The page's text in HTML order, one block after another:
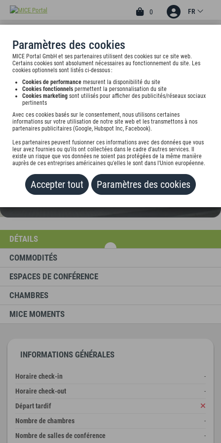
Paramètres des cookies
MICE Portal GmbH et ses partenaires utilisent des cookies sur ce site web.
Certains cookies sont absolument nécessaires au fonctionnement du site. Les
cookies optionnels sont listés ci-dessous :
Cookies de performance mesurent la disponibilité du site
Cookies fonctionnels permettent la personnalisation du site
Cookies marketing sont utilisés pour afficher des publicités/réseaux sociaux
pertinents
Avec ces cookies basés sur le consentement, nous utilisons certaines
informations sur votre utilisation de notre site web et les transmettons à nos
partenaires publicitaires (Google, Hubspot Inc, Facebook).
Les partenaires peuvent fusionner ces informations avec des données que vous
leur avez fournies ou qu'ils ont collectées dans le cadre d'autres services. Il
existe un risque que vos données ne soient pas protégées de la même manière
auprès de ces entreprises américaines qu'elles le sont dans l'Union européenne.
Accepter tout Paramètres des cookies
0 FR
1
HOTEL PENSION
AUERNHAMMER
Schultheißstr. 99, 85049 Ingolstadt, undefined
Tarif sur demande
AJOUTER AU PORTEFEUILLE
DÉTAILS
COMMODITÉS
ESPACES DE CONFÉRENCE
CHAMBRES
MICE MOMENTS
INFORMATIONS GÉNÉRALES
Horaire check-in
-
Horaire check-out
-
Départ tardif
Nombre de chambres
-
Nombre de salles de conférence
-